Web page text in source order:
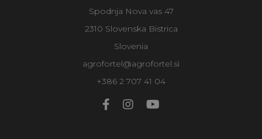
Spodnja Nova vas 47
2310 Slovenska Bistrica
Slovenia
agrofortel@agrofortel.si
+386 2 707 41 04